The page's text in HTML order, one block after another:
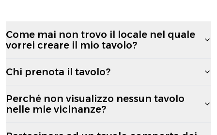
Come mai non trovo il locale nel quale
vorrei creare il mio tavolo?
Chi prenota il tavolo?
Perché non visualizzo nessun tavolo
nelle mie vicinanze?